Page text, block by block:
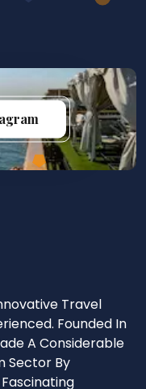
Travel
Founded In
A Considerable
Sector By